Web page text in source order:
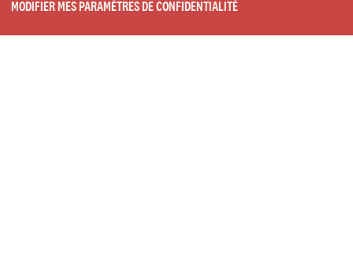
MODIFIER MES PARAMÈTRES DE CONFIDENTIALITÉ